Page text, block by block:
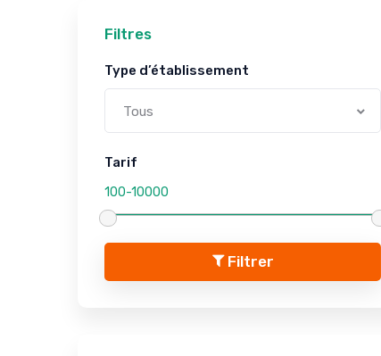
Filtres
Type d’établissement
Tous
Tarif
Filtrer